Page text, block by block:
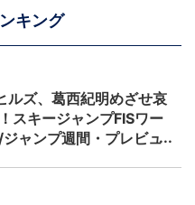
キング
ルズ、葛西紀明めざせ哀
スキージャンプFISワー
ャンプ週間・プレビュ